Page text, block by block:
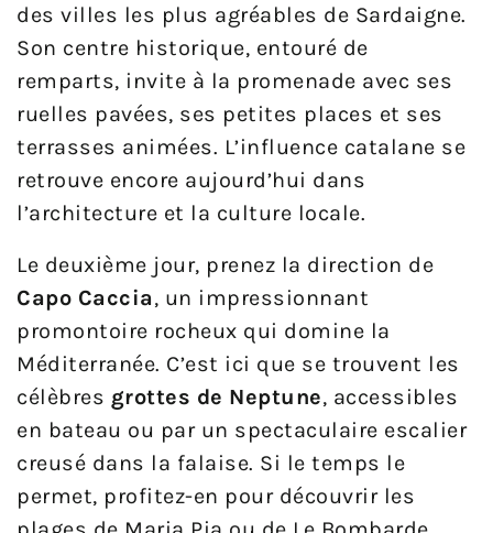
des villes les plus agréables de Sardaigne.
Son centre historique, entouré de
remparts, invite à la promenade avec ses
ruelles pavées, ses petites places et ses
terrasses animées. L’influence catalane se
retrouve encore aujourd’hui dans
l’architecture et la culture locale.
Le deuxième jour, prenez la direction de
Capo Caccia, un impressionnant
promontoire rocheux qui domine la
Méditerranée. C’est ici que se trouvent les
célèbres grottes de Neptune, accessibles
en bateau ou par un spectaculaire escalier
creusé dans la falaise. Si le temps le
permet, profitez-en pour découvrir les